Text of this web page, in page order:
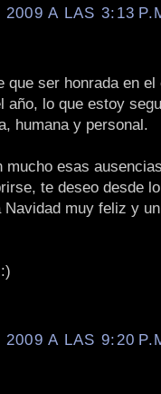
A LAS 3:13
que ser honrada en
año, lo que estoy
humana y personal.
mucho esas
te deseo desde
muy feliz y
A LAS 9:20